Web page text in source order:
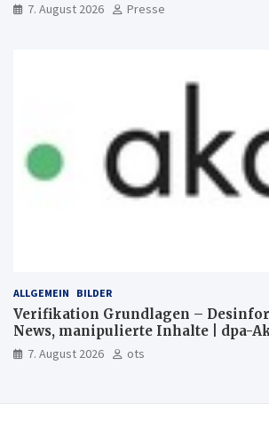
7. August 2026 Presse
ALLGEMEIN BILDER
Verifikation Grundlagen –
News, manipulierte Inhalte | dpa-
7. August 2026 ots